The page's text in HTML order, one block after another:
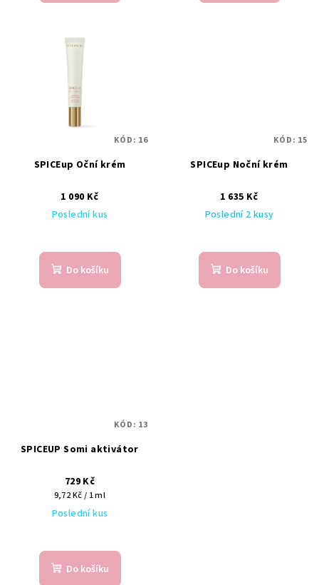
SPICEup Oční krém
1 090 Kč
Poslední kus
Do košíku
KÓD: 16
SPICEup Noční krém
1 635 Kč
Poslední 2 kusy
Do košíku
KÓD: 15
SPICEUP Somi aktivátor
729 Kč
Měrná
cena:
9,72 Kč / 1 ml
Poslední kus
Do košíku
KÓD: 13